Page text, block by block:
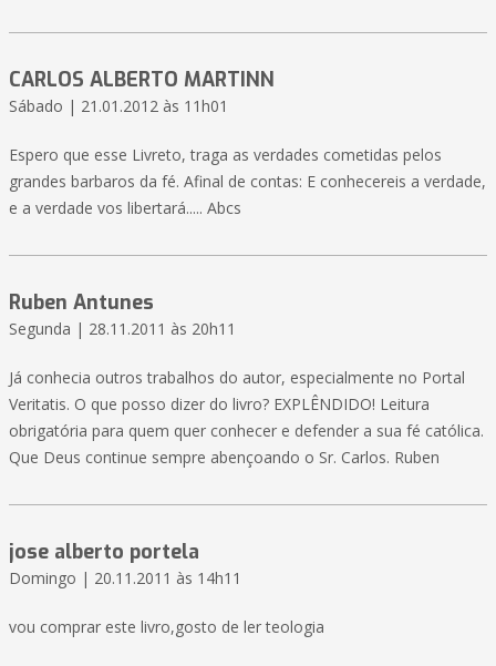
CARLOS ALBERTO MARTINN
Sábado | 21.01.2012 às 11h01
Espero que esse Livreto, traga as verdades cometidas pelos
grandes barbaros da fé. Afinal de contas: E conhecereis a verdade,
e a verdade vos libertará..... Abcs
Ruben Antunes
Segunda | 28.11.2011 às 20h11
Já conhecia outros trabalhos do autor, especialmente no Portal
Veritatis. O que posso dizer do livro? EXPLÊNDIDO! Leitura
obrigatória para quem quer conhecer e defender a sua fé católica.
Que Deus continue sempre abençoando o Sr. Carlos. Ruben
jose alberto portela
Domingo | 20.11.2011 às 14h11
vou comprar este livro,gosto de ler teologia